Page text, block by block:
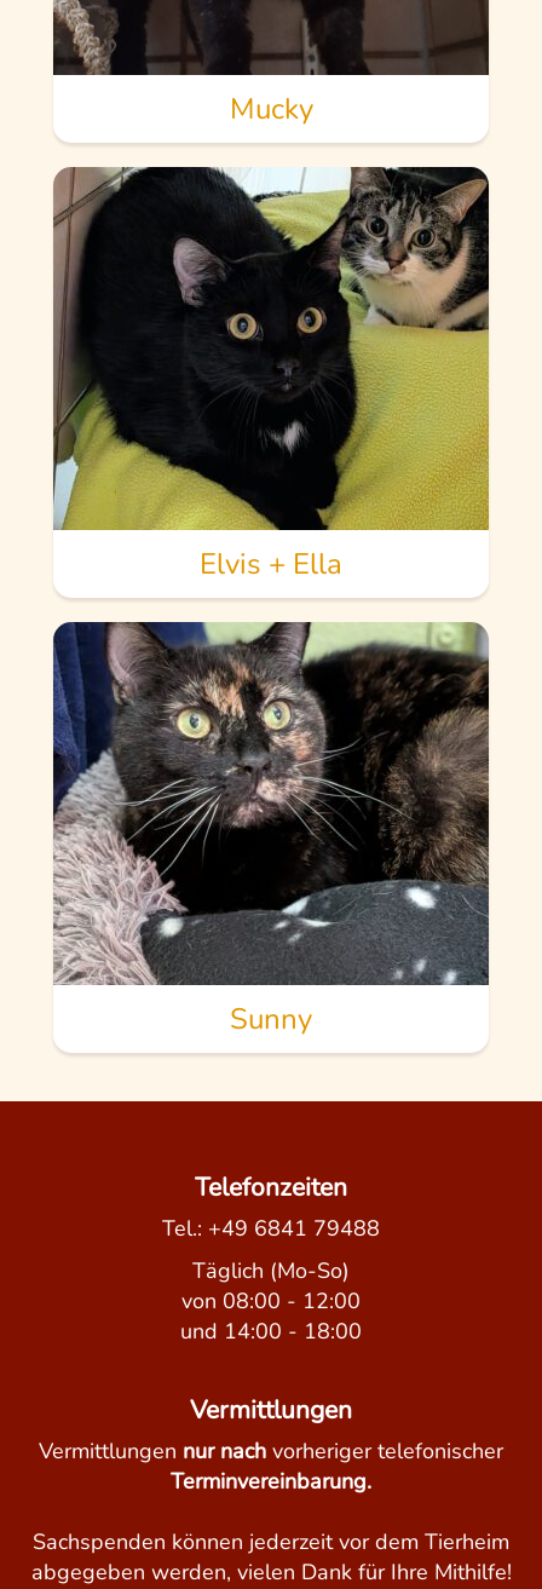
Mucky
Elvis + Ella
Sunny
Telefonzeiten
Tel.: +49 6841 79488
Täglich (Mo-So)
von 08:00 - 12:00
und 14:00 - 18:00
Vermittlungen
Vermittlungen nur nach vorheriger telefonischer
Terminvereinbarung.
Sachspenden können jederzeit vor dem Tierheim
abgegeben werden, vielen Dank für Ihre Mithilfe!